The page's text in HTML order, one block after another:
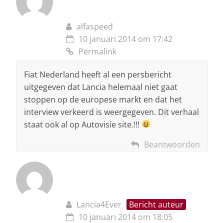
alfaspeed
10 januari 2014 om 17:42
Permalink
Fiat Nederland heeft al een persbericht
uitgegeven dat Lancia helemaal niet gaat
stoppen op de europese markt en dat het
interview verkeerd is weergegeven. Dit verhaal
staat ook al op Autovisie site.!!!
Beantwoorden
Lancia4Ever
Bericht auteur
10 januari 2014 om 18:05